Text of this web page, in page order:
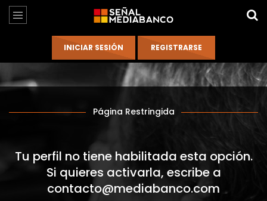
Página Restringida
Tu perfil no tiene habilitada esta opción.
Si quieres activarla, escribe a
contacto@mediabanco.com